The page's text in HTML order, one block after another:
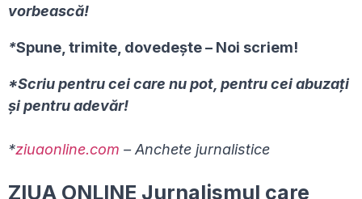
vorbească!
*Spune, trimite, dovedește – Noi scriem!
*Scriu pentru cei care nu pot, pentru cei abuzați
și pentru adevăr!
*ziuaonline.com – Anchete jurnalistice
ZIUA ONLINE Jurnalismul care